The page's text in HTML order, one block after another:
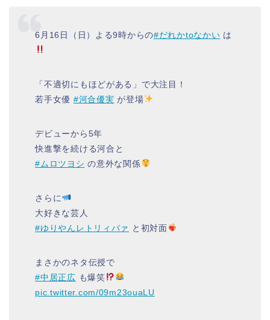
6月16日（日）よる9時からの#だれかtoなかい は
「不適切にもほどがある」で大注目！
若手女優 #河合優実 が登場
デビューから5年
快進撃を続ける河合と
#ムロツヨシ の意外な関係
さらに
大好きな芸人
#ゆりやんレトリィバァ と初対面
まさかのネタ伝授で
#中居正広 も爆笑
pic.twitter.com/09m23ouaLU